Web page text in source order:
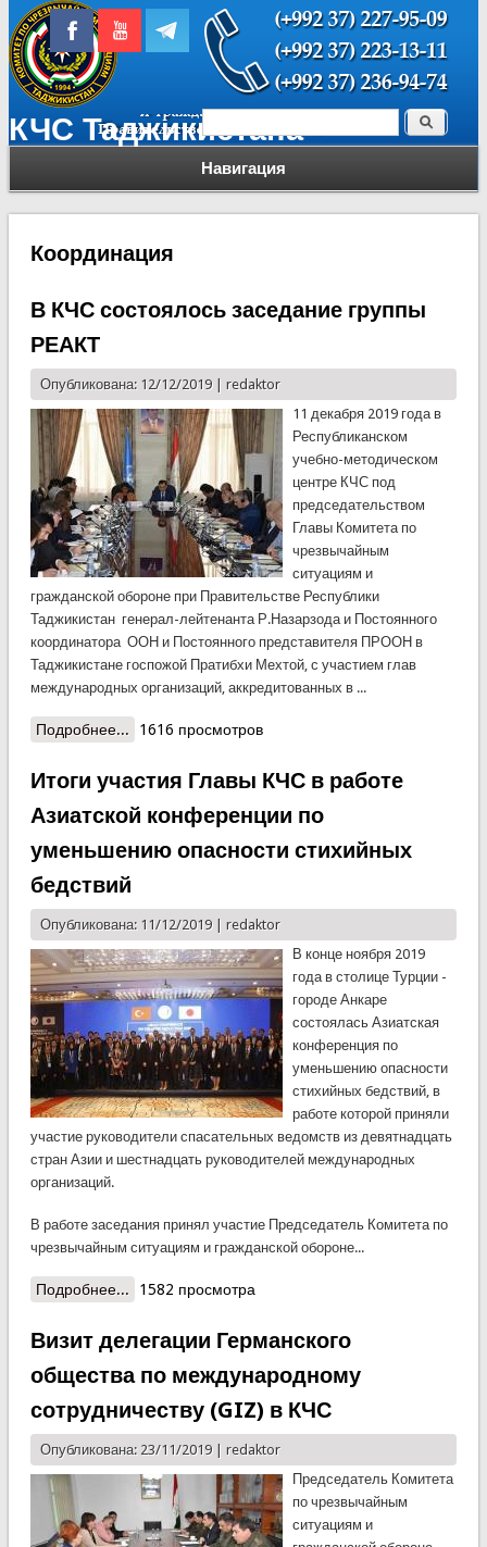
КЧС Таджикистана
Навигация
Форма поиска Поиск
Координация
В КЧС состоялось заседание группы
РЕАКТ
Опубликована: 12/12/2019 | redaktor
11 декабря 2019 года в
Республиканском
учебно-методическом
центре КЧС под
председательством
Главы Комитета по
чрезвычайным
ситуациям и
гражданской обороне при Правительстве Республики
Таджикистан генерал-лейтенанта Р.Назарзода и Постоянного
координатора ООН и Постоянного представителя ПРООН в
Таджикистане госпожой Пратибхи Мехтой, с участием глав
международных организаций, аккредитованных в ...
Подробнее... о В КЧС состоялось заседание группы РЕАКТ
1616 просмотров
Итоги участия Главы КЧС в работе
Азиатской конференции по
уменьшению опасности стихийных
бедствий
Опубликована: 11/12/2019 | redaktor
В конце ноября 2019
года в столице Турции -
городе Анкаре
состоялась Азиатская
конференция по
уменьшению опасности
стихийных бедствий, в
работе которой приняли
участие руководители спасательных ведомств из девятнадцать
стран Азии и шестнадцать руководителей международных
организаций.
В работе заседания принял участие Председатель Комитета по
чрезвычайным ситуациям и гражданской обороне...
Подробнее... о Итоги участия Главы КЧС в работе Азиатской
стихийных бедствий
1582 просмотра
Визит делегации Германского
общества по международному
сотрудничеству (GIZ) в КЧС
Опубликована: 23/11/2019 | redaktor
Председатель Комитета
по чрезвычайным
ситуациям и